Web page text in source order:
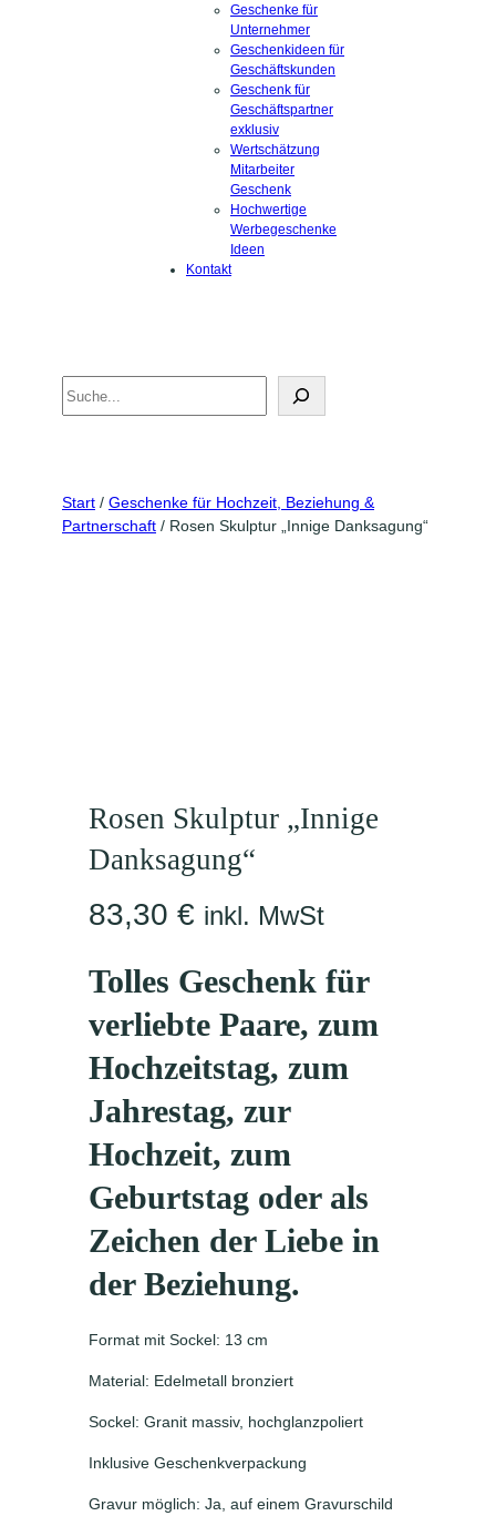
Geschenke für
Unternehmer
Geschenkideen für
Geschäftskunden
Geschenk für
Geschäftspartner
exklusiv
Wertschätzung
Mitarbeiter
Geschenk
Hochwertige
Werbegeschenke
Ideen
Kontakt
Start / Geschenke für Hochzeit, Beziehung &
Partnerschaft / Rosen Skulptur „Innige Danksagung“
Rosen Skulptur „Innige
Danksagung“
83,30 € inkl. MwSt
Tolles Geschenk für
verliebte Paare, zum
Hochzeitstag, zum
Jahrestag, zur
Hochzeit, zum
Geburtstag oder als
Zeichen der Liebe in
der Beziehung.
Format mit Sockel: 13 cm
Material: Edelmetall bronziert
Sockel: Granit massiv, hochglanzpoliert
Inklusive Geschenkverpackung
Gravur möglich: Ja, auf einem Gravurschild